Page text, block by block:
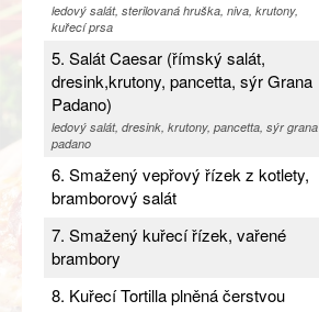
ledový salát, sterilovaná hruška, niva, krutony,
kuřecí prsa
5. Salát Caesar (římský salát,
dresink,krutony, pancetta, sýr Grana
Padano)
ledový salát, dresink, krutony, pancetta, sýr grana
padano
6. Smažený vepřový řízek z kotlety,
bramborový salát
7. Smažený kuřecí řízek, vařené
brambory
8. Kuřecí Tortilla plněná čerstvou